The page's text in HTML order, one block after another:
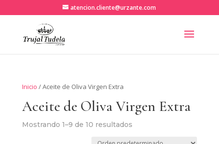
atencion.cliente@urzante.com
Inicio / Aceite de Oliva Virgen Extra
Aceite de Oliva Virgen Extra
Mostrando 1–9 de 10 resultados